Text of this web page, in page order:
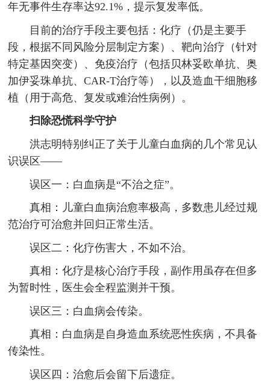
年无事件生存率达92.1%，提示复发率低。
目前的治疗手段主要包括：化疗（仍是主要手
段，根据不同风险分层制定方案）、靶向治疗（针对
特定基因突变）、免疫治疗（包括贝林妥欧单抗、奥
加伊妥珠单抗、CAR-T治疗等），以及造血干细胞移
植（用于高危、复发或难治性病例）。
扫除恐慌科学守护
洪志明特别纠正了关于儿童白血病的几个常见认
识误区——
误区一：白血病是“不治之症”。
真相：儿童白血病治愈率极高，多数患儿经过规
范治疗可治愈并回归正常生活。
误区二：化疗伤害大，不如不治。
真相：化疗是核心治疗手段，副作用虽存在但多
为暂时性，医生会全程监测并干预。
误区三：白血病会传染。
真相：白血病是自身造血系统恶性疾病，不具备
传染性。
误区四：治愈后会留下后遗症。